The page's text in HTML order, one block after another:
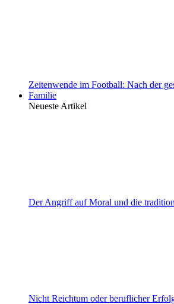
Zeitenwende im Football: Nach der
Familie
Neueste Artikel
Der Angriff auf Moral und die
Nicht Reichtum oder beruflicher